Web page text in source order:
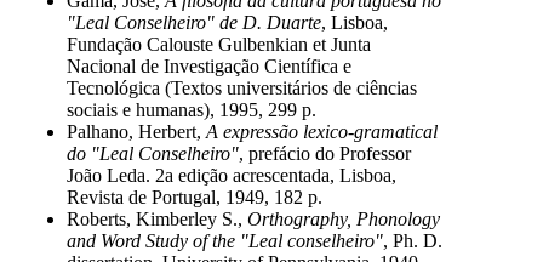
"Leal Conselheiro" de D. Duarte, Lisboa,
Fundação Calouste Gulbenkian et Junta
Nacional de Investigação Científica e
Tecnológica (Textos universitários de ciências
sociais e humanas), 1995, 299 p.
Palhano, Herbert, A expressão lexico-gramatical
do "Leal Conselheiro", prefácio do Professor
João Leda. 2a edição acrescentada, Lisboa,
Revista de Portugal, 1949, 182 p.
Roberts, Kimberley S., Orthography, Phonology
and Word Study of the "Leal conselheiro", Ph. D.